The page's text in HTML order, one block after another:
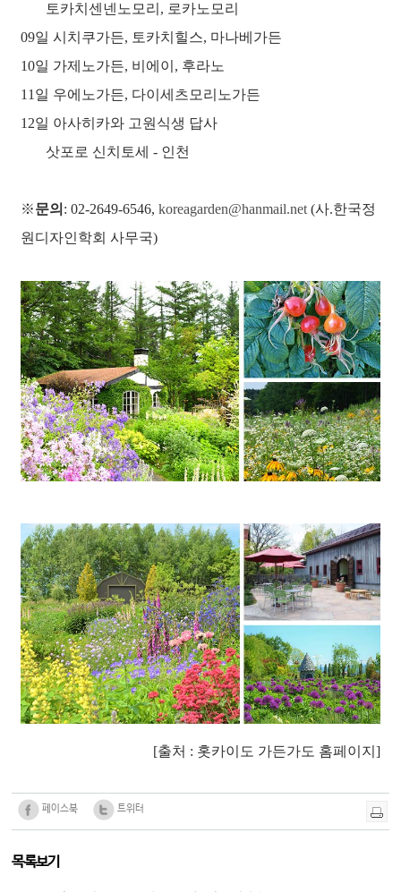
토카치센넨노모리, 로카노모리
09일 시치쿠가든, 토카치힐스, 마나베가든
10일 가제노가든, 비에이, 후라노
11일 우에노가든, 다이세츠모리노가든
12일 아사히카와 고원식생 답사
삿포로 신치토세 - 인천
※문의 : 02-2649-6546,koreagarden@hanmail.net (사.한국정
원디자인학회 사무국)
[출처 : 홋카이도 가든가도 홈페이지]
페이스북 트위터
목록보기